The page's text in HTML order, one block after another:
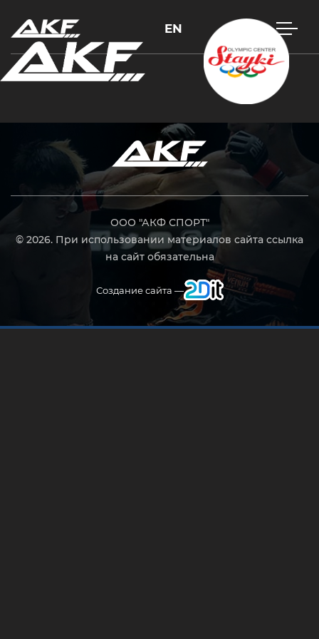
EN
ООО "АКФ СПОРТ"
© 2026. При использовании материалов сайта ссылка
на сайт обязательна
Создание сайта —
Нажмите Enter для поиска или Esc, чтобы закрыть